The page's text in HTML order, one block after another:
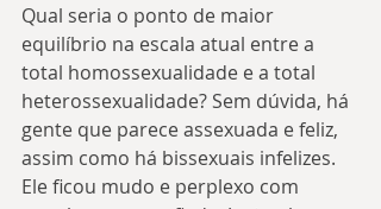
Qual seria o ponto de maior
equilíbrio na escala atual entre a
total homossexualidade e a total
heterossexualidade? Sem dúvida, há
gente que parece assexuada e feliz,
assim como há bissexuais infelizes.
Ele ficou mudo e perplexo com